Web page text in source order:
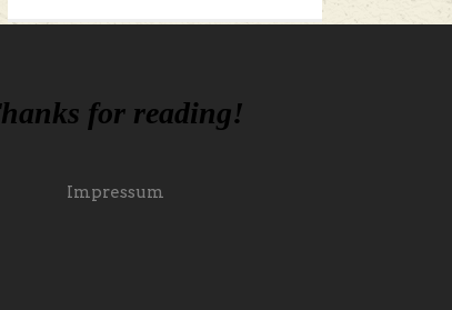
for reading!
Impressum